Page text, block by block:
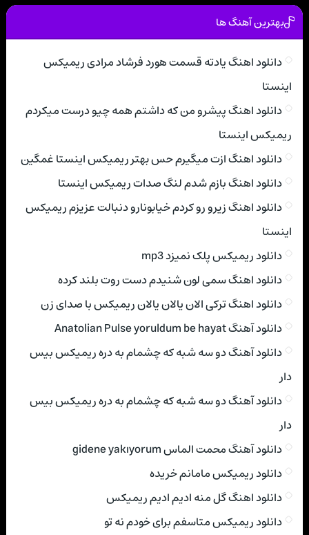
بهترین آهنگ ها
دانلود اهنگ یادته قسمت هورد فرشاد مرادی ریمیکس
اینستا
دانلود اهنگ پیشرو من که داشتم همه چیو درست میکردم
ریمیکس اینستا
دانلود اهنگ ازت میگیرم حس بهتر ریمیکس اینستا غمگین
دانلود اهنگ بازم شدم لنگ صدات ریمیکس اینستا
دانلود اهنگ زیرو رو کردم خیابونارو دنبالت عزیزم ریمیکس
اینستا
دانلود ریمیکس پلک نمیزد mp3
دانلود اهنگ سمی لون شنیدم دست روت بلند کرده
دانلود اهنگ ترکی الان یالان یالان ریمیکس با صدای زن
دانلود آهنگ Anatolian Pulse yoruldum be hayat
دانلود آهنگ دو سه شبه که چشمام به دره ریمیکس بیس
دار
دانلود آهنگ دو سه شبه که چشمام به دره ریمیکس بیس
دار
دانلود آهنگ محمت الماس gidene yakıyorum
دانلود ریمیکس مامانم خریده
دانلود اهنگ گل منه ادیم ادیم ریمیکس
دانلود ریمیکس متاسفم برای خودم نه تو